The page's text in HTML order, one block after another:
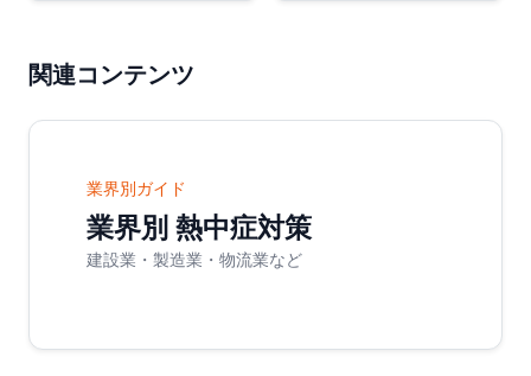
関連コンテンツ
業界別ガイド
業界別 熱中症対策
建設業・製造業・物流業など